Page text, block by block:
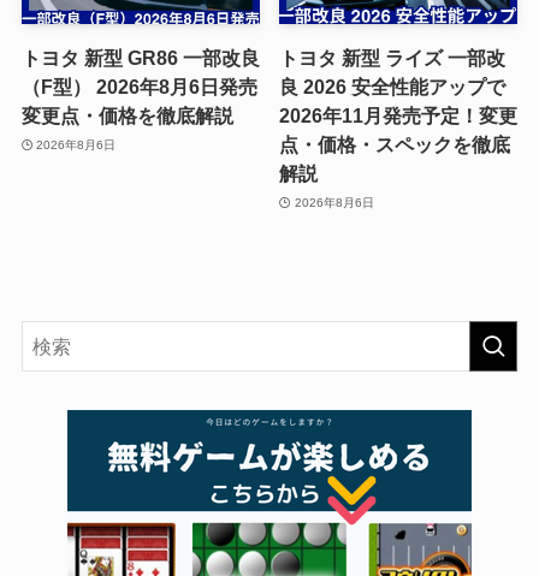
トヨタ 新型 GR86 一部改良
（F型） 2026年8月6日発売
変更点・価格を徹底解説
2026年8月6日
トヨタ 新型 ライズ 一部改
良 2026 安全性能アップで
2026年11月発売予定！変更
点・価格・スペックを徹底
解説
2026年8月6日